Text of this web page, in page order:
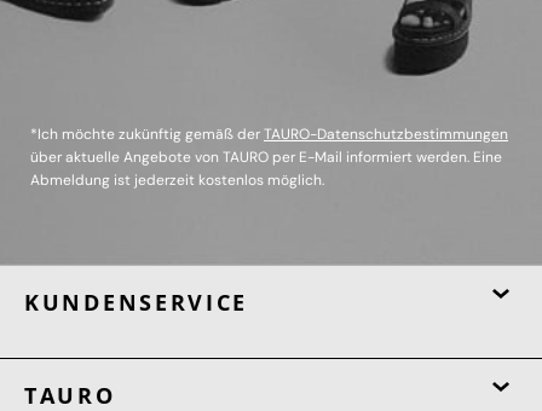
*Ich möchte zukünftig gemäß derTAURO-Datenschutzbestimmungen
über aktuelle Angebote von TAURO per E-Mail informiert werden. Eine
Abmeldung ist jederzeit kostenlos möglich.
KUNDENSERVICE
TAURO